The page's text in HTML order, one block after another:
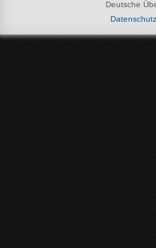
Deutsche
Datenschutz